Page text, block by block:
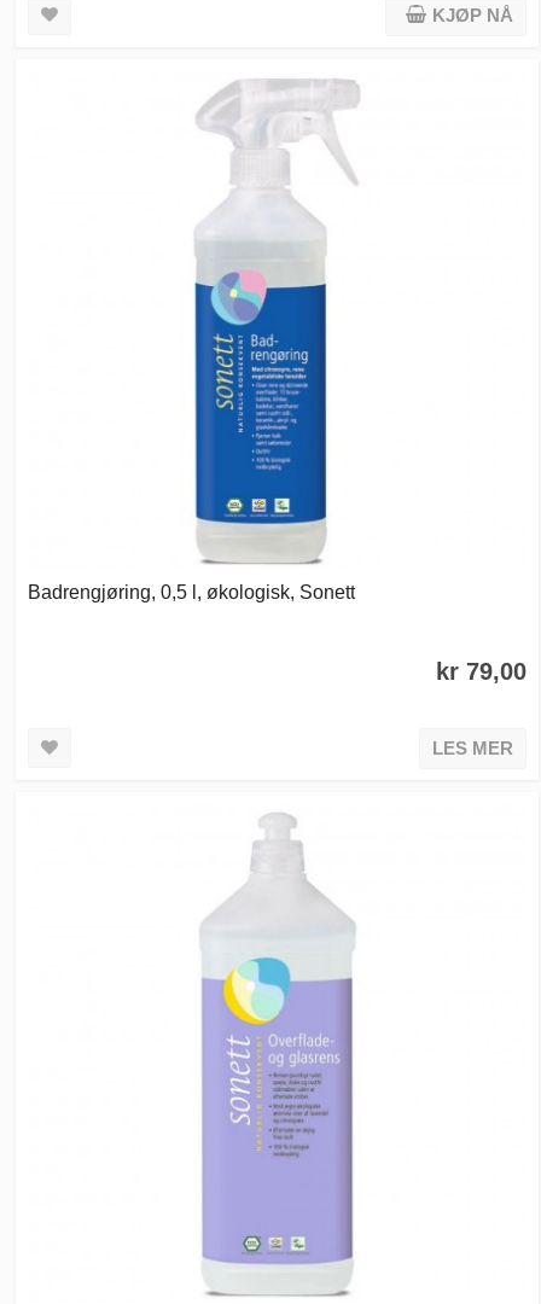
KJØP NÅ
Badrengjøring, 0,5 l, økologisk, Sonett
kr 79,00
LES MER